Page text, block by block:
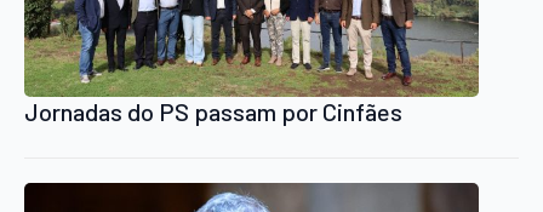
Jornadas do PS passam por Cinfães